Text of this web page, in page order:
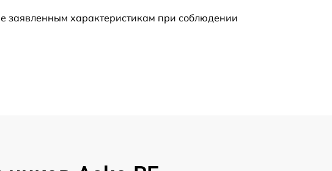
заявленным характеристикам при соблюдении